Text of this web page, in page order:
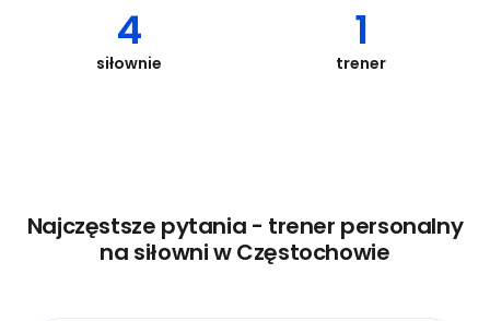
4
siłownie
1
trener
Najczęstsze pytania - trener personalny
na siłowni w Częstochowie